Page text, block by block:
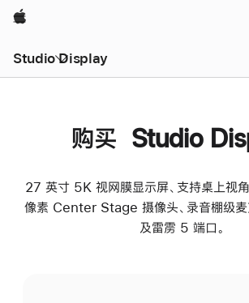
Apple
Studio Display
购买 Studio
27 英寸 5K 视网膜显示屏、支持桌上视
像素 Center Stage 摄像头、录音棚级麦
及雷雳 5 端口。